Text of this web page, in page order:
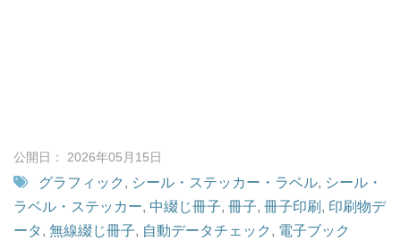
公開日： 2026年05月15日
グラフィック , シール・ステッカー・ラベル, シール・
ラベル・ステッカー, 中綴じ冊子, 冊子, 冊子印刷 , 印刷物デ
ータ , 無線綴じ冊子, 自動データチェック , 電子ブック